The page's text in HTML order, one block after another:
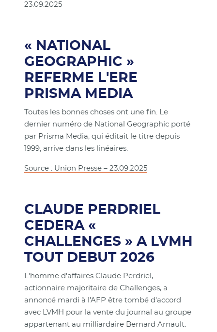
23.09.2025
« NATIONAL
GEOGRAPHIC »
REFERME L'ERE
PRISMA MEDIA
Toutes les bonnes choses ont une fin. Le
dernier numéro de National Geographic porté
par Prisma Media, qui éditait le titre depuis
1999, arrive dans les linéaires.
Source : Union Presse – 23.09.2025
CLAUDE PERDRIEL
CEDERA «
CHALLENGES » A LVMH
TOUT DEBUT 2026
L'homme d'affaires Claude Perdriel,
actionnaire majoritaire de Challenges, a
annoncé mardi à l'AFP être tombé d'accord
avec LVMH pour la vente du journal au groupe
appartenant au milliardaire Bernard Arnault.